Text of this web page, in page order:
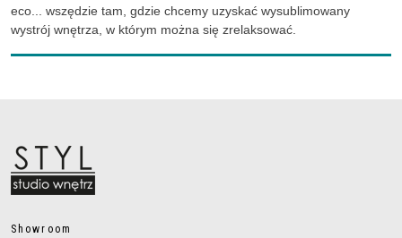
eco... wszędzie tam, gdzie chcemy uzyskać wysublimowany
wystrój wnętrza, w którym można się zrelaksować.
Showroom